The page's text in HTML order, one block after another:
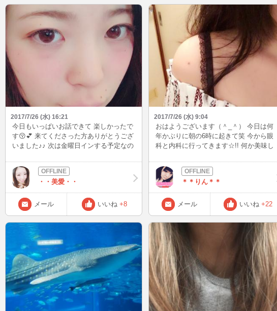
い。
2017/7/26 (水) 16:21
今日もいっぱいお話できて 楽しかったで
す😚💕 来てくださった方ありがとうござ
いました♪♪ 次は金曜日インする予定なの
しょうっっ💗
・・美愛・・
メール いいね +8
2017/7/26 (水) 9:04
おはようございます（＾_＾） 今日は何
年かぶりに朝の6時に起きて笑 今から眼
科と内科に行ってきます☆!! 何か美味し
＊＊りん＊＊
メール いいね +22